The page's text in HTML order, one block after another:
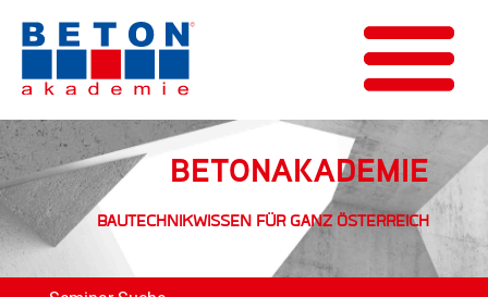
BETONAKADEMIE
BAUTECHNIKWISSEN FÜR GANZ ÖSTERREICH